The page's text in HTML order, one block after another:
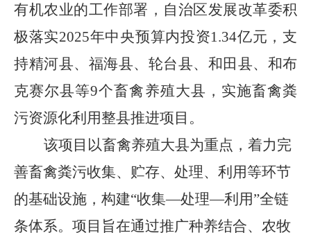
有机农业的工作部署， 自治区发展改革委积
极落实2025年中央预算内投资1.34亿元，支
持精河县、福海县、轮台县、和田县、和布
克赛尔县等9个畜禽养殖大县，实施畜禽粪
污资源化利用整县推进项目。
该项目以畜禽养殖大县为重点，着力完
善畜禽粪污收集、贮存、处理、利用等环节
的基础设施，构建“收集—处理—利用”全链
条体系。项目旨在通过推广种养结合、农牧